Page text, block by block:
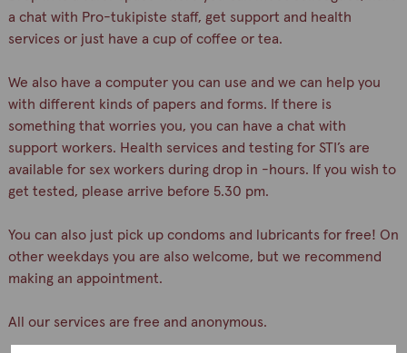
a chat with Pro-tukipiste staff, get support and health
services or just have a cup of coffee or tea.
We also have a computer you can use and we can help you
with different kinds of papers and forms. If there is
something that worries you, you can have a chat with
support workers. Health services and testing for STI’s are
available for sex workers during drop in -hours. If you wish to
get tested, please arrive before 5.30 pm.
You can also just pick up condoms and lubricants for free! On
other weekdays you are also welcome, but we recommend
making an appointment.
All our services are free and anonymous.